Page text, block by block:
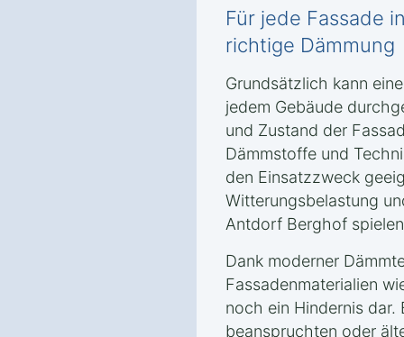
Für jede Fassade
richtige Dämmung
Grundsätzlich kann
jedem Gebäude
und Zustand der
Dämmstoffe und
den Einsatzzweck
Witterungsbelastung
Antdorf Berghof
Dank moderner
Fassadenmaterialien
noch ein Hindernis dar.
beanspruchten oder